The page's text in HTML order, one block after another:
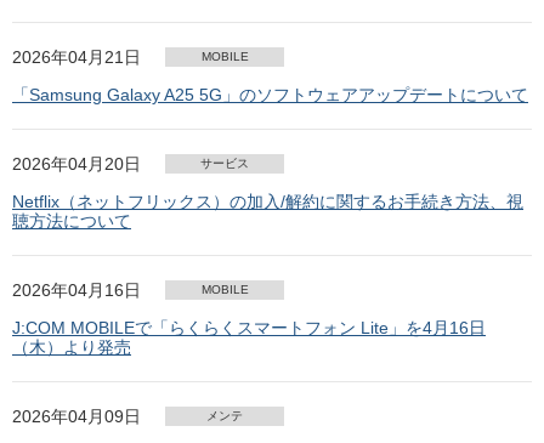
2026年04月21日 MOBILE
「Samsung Galaxy A25 5G」のソフトウェアアップデートについて
2026年04月20日 サービス
Netflix（ネットフリックス）の加入/解約に関するお手続き方法、視
聴方法について
2026年04月16日 MOBILE
J:COM MOBILEで「らくらくスマートフォン Lite」を4月16日
（木）より発売
2026年04月09日 メンテ